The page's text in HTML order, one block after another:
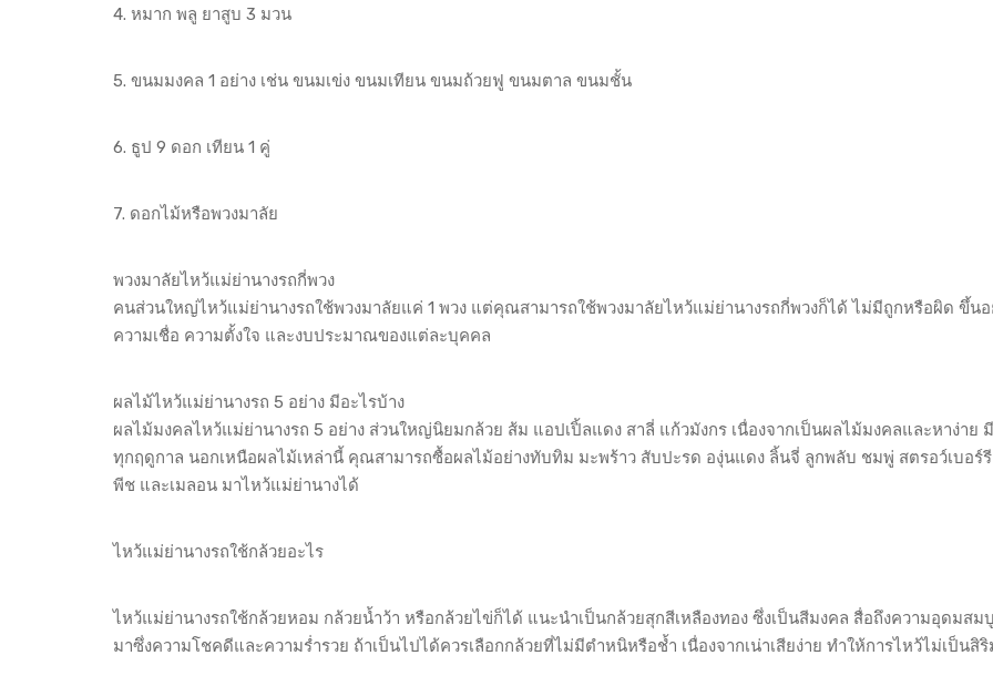
4. หมาก พลู ยาสูบ 3 มวน
5. ขนมมงคล 1 อย่าง เช่น ขนมเข่ง ขนมเทียน ขนมถ้วยฟู ขนมตาล ขนมชั้น
6. ธูป 9 ดอก เทียน 1 คู่
7. ดอกไม้หรือพวงมาลัย
พวงมาลัยไหว้แม่ย่านางรถกี่พวง
คนส่วนใหญ่ไหว้แม่ย่านางรถใช้พวงมาลัยแค่ 1 พวง แต่คุณสามารถใช้พวงมาลัยไหว้แม่ย่านางรถกี่พวงก็ได้ ไม่มีถูกหรือผิด ขึ้น
ความเชื่อ ความตั้งใจ และงบประมาณของแต่ละบุคคล
ผลไม้ไหว้แม่ย่านางรถ 5 อย่าง มีอะไรบ้าง
ผลไม้มงคลไหว้แม่ย่านางรถ 5 อย่าง ส่วนใหญ่นิยมกล้วย ส้ม แอปเปิ้ลแดง สาลี่ แก้วมังกร เนื่องจากเป็นผลไม้มงคลและหาง่าย
ทุกฤดูกาล นอกเหนือผลไม้เหล่านี้ คุณสามารถซื้อผลไม้อย่างทับทิม มะพร้าว สับปะรด องุ่นแดง ลิ้นจี่ ลูกพลับ ชมพู่ สตรอว์เบอร์
พีช และเมลอน มาไหว้แม่ย่านางได้
ไหว้แม่ย่านางรถใช้กล้วยอะไร
ไหว้แม่ย่านางรถใช้กล้วยหอม กล้วยน้ำว้า หรือกล้วยไข่ก็ได้ แนะนำเป็นกล้วยสุกสีเหลืองทอง ซึ่งเป็นสีมงคล สื่อถึงความอุดมส
มาซึ่งความโชคดีและความร่ำรวย ถ้าเป็นไปได้ควรเลือกกล้วยที่ไม่มีตำหนิหรือช้ำ เนื่องจากเน่าเสียง่าย ทำให้การไหว้ไม่เป็นสิริ